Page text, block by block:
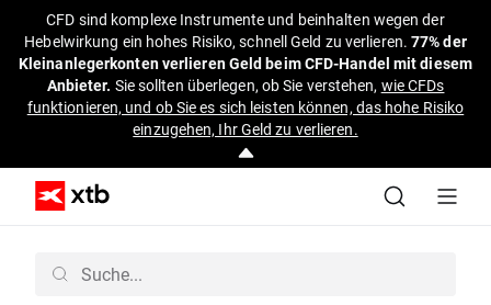
CFD sind komplexe Instrumente und beinhalten wegen der
Hebelwirkung ein hohes Risiko, schnell Geld zu verlieren.77% der
Kleinanlegerkonten verlieren Geld beim CFD-Handel mit diesem
Anbieter. Sie sollten überlegen, ob Sie verstehen, wie CFDs
funktionieren, und ob Sie es sich leisten können, das hohe Risiko
einzugehen, Ihr Geld zu verlieren.